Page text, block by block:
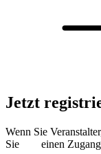
Jetzt
Wenn Sie
Sie
einen